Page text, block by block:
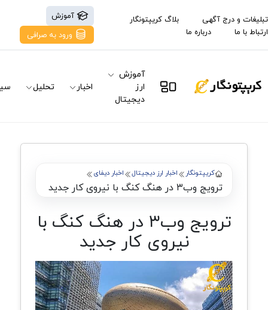
تبلیغات و درج آگهی
بلاگ کریپتونگار
ارتباط با ما
درباره ما
آموزش
ورود به صرافی
آموزش
ارز
دیجیتال
اخبار تحلیل
کریپتونگار اخبار ارز دیجیتال اخبار دیفای
ترویج وب۳ در هنگ کنگ با نیروی کار جدید
ترویج وب۳ در هنگ کنگ با
نیروی کار جدید